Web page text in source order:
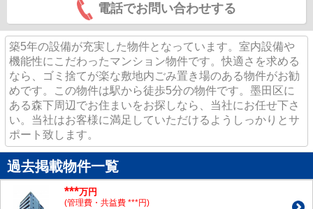
電話でお問い合わせする
築5年の設備が充実した物件となっています。室内設備や
機能性にこだわったマンション物件です。快適さを求める
なら、ゴミ捨てが楽な敷地内ごみ置き場のある物件がお勧
めです。この物件は駅から徒歩5分の物件です。墨田区に
ある森下周辺でお住まいをお探しなら、当社にお任せ下さ
い。当社はお客様に満足していただけるようしっかりとサ
ポート致します。
過去掲載物件一覧
***万円
(管理費・共益費 ***円)